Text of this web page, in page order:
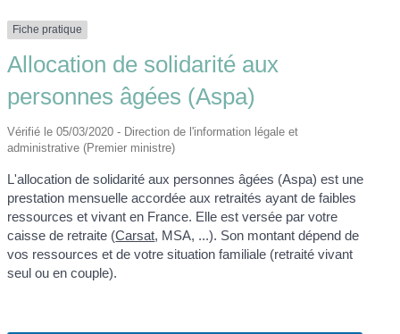
Fiche pratique
Allocation de solidarité aux
personnes âgées (Aspa)
Vérifié le 05/03/2020 - Direction de l'information légale et
administrative (Premier ministre)
L'allocation de solidarité aux personnes âgées (Aspa) est une
prestation mensuelle accordée aux retraités ayant de faibles
ressources et vivant en France. Elle est versée par votre
caisse de retraite (Carsat, MSA, ...). Son montant dépend de
vos ressources et de votre situation familiale (retraité vivant
seul ou en couple).